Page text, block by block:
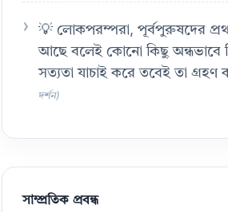
💡 লোকপরম্পরা, পূর্বপুরুষদের প্রথা
আছে বলেই কোনো কিছু অন্ধভাবে
সত্যতা যাচাই করে তবেই তা গ্রহণ
দর্শন)
সাম্প্রতিক প্রবন্ধ